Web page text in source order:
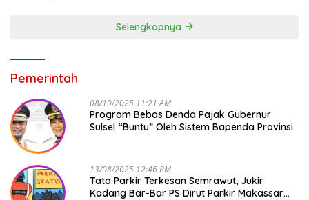
Selengkapnya
Pemerintah
08/10/2025 11:21 AM
Program Bebas Denda Pajak Gubernur
Sulsel “Buntu” Oleh Sistem Bapenda Provinsi
13/08/2025 12:46 PM
Tata Parkir Terkesan Semrawut, Jukir
Kadang Bar-Bar PS Dirut Parkir Makassar